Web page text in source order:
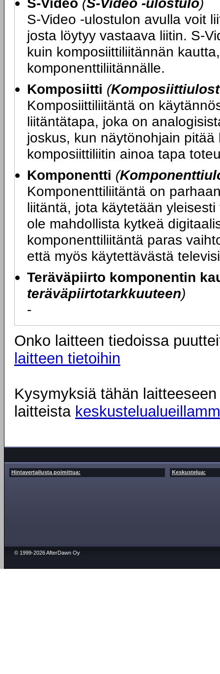
S-Video -ulostulon avulla voit
josta löytyy vastaava liitin. S-
kuin komposiittiliitännän
komponenttiliitännälle.
Komposiitti (
Komposiittiliitäntä on
liitäntätapa, joka on
joskus, kun näytönohjain
komposiittiliitin ainoa tapa
Komponentti (
Komponenttiliitäntä on
liitäntä, jota käytetään
ole mahdollista kytkeä
komponenttiliitäntä paras
että myös käytettävästä
Teräväpiirto komponentin
teräväpiirtotarkkuuteen)
-
Onko laitteen tiedoissa
laitteen tietoihin
Kysymyksiä tähän
laitteista
Hintavertailusta poimittua: Keskustelua:
© 1999-2026 AfterDawn Oy